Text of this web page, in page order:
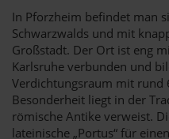
In Pforzheim befindet man
Schwarzwalds und mit
Großstadt. Der Ort ist eng
Karlsruhe verbunden und
Verdichtungsraum mit rund
Besonderheit liegt in der
römische Antike verweist.
lateinische „Portus“ für